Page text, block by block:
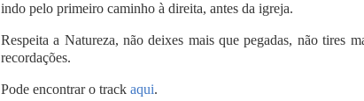
indo pelo primeiro caminho à direita, antes da igreja.
Respeita a Natureza, não deixes mais que pegadas, não tires
recordações.
Pode encontrar o track aqui.